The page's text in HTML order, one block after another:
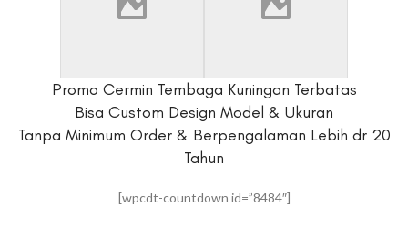
Promo Cermin Tembaga Kuningan Terbatas
Bisa Custom Design Model & Ukuran
Tanpa Minimum Order & Berpengalaman Lebih dr 20
Tahun
[wpcdt-countdown id=”8484″]